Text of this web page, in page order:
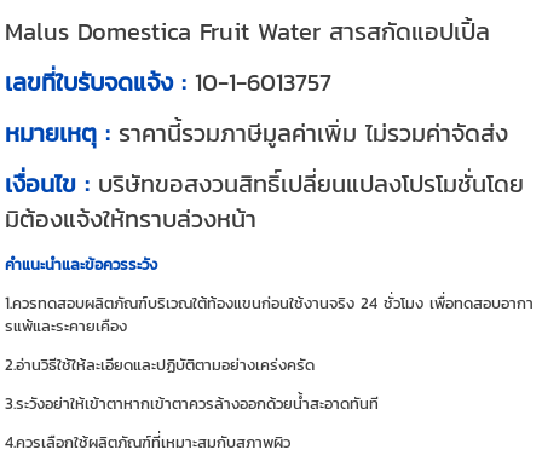
Malus Domestica Fruit Water สารสกัดแอปเปิ้ล
เลขที่ใบรับจดแจ้ง :10-1-6013757
หมายเหตุ : ราคานี้รวมภาษีมูลค่าเพิ่ม ไม่รวมค่าจัดส่ง
เงื่อนไข : บริษัทขอสงวนสิทธิ์เปลี่ยนแปลงโปรโมชั่นโดย
มิต้องแจ้งให้ทราบล่วงหน้า
คำแนะนำและข้อควรระวัง
1.ควรทดสอบผลิตภัณฑ์บริเวณใต้ท้องแขนก่อนใช้งานจริง 24 ชั่วโมง เพื่อทดสอบอากา
รแพ้และระคายเคือง
2.อ่านวิธีใช้ให้ละเอียดและปฏิบัติตามอย่างเคร่งครัด
3.ระวังอย่าให้เข้าตาหากเข้าตาควรล้างออกด้วยน้ำสะอาดทันที
4.ควรเลือกใช้ผลิตภัณฑ์ที่เหมาะสมกับสภาพผิว